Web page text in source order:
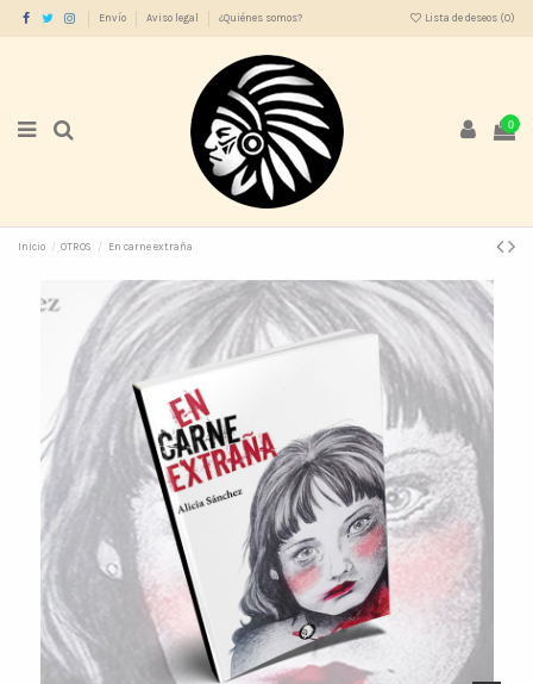
Envío Aviso legal ¿Quiénes somos? Lista de deseos (0)
0
Inicio OTROS En carne extraña